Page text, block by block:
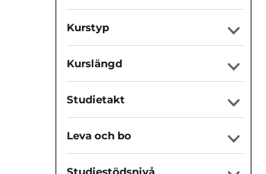
Kurstyp
Kurslängd
Studietakt
Leva och bo